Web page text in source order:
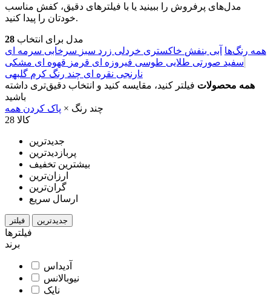
مدل‌های پرفروش را ببینید یا با فیلترهای دقیق، کفش مناسب
خودتان را پیدا کنید.
28 مدل برای انتخاب
همه رنگ‌ها آبی بنفش خاکستری خردلی زرد سبز سرخابی سرمه ای
سفید صورتی طلایی طوسی فیروزه ای قرمز قهوه ای مشکی
نارنجی نقره ای چند رنگ کرم گلبهی
همه محصولات فیلتر کنید، مقایسه کنید و انتخاب دقیق‌تری داشته
باشید
چند رنگ × پاک کردن همه
28 کالا
جدیدترین
پربازدیدترین
بیشترین تخفیف
ارزان‌ترین
گران‌ترین
ارسال سریع
فیلتر جدیدترین
فیلترها
برند
آدیداس
نیوبالانس
نایک